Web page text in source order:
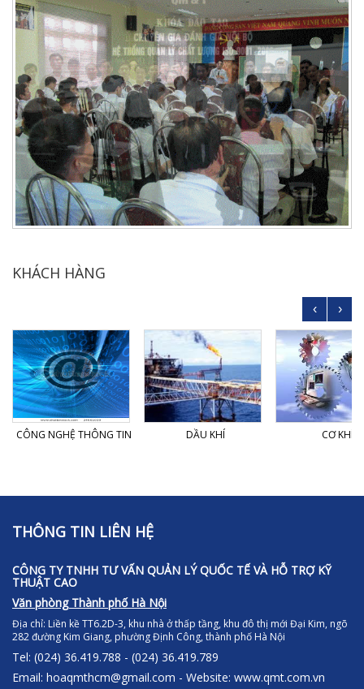
KHÁCH HÀNG
›
‹
CÔNG NGHỆ THÔNG TIN DẦU KHÍ CƠ KHÍ
THÔNG TIN LIÊN HỆ
CÔNG TY TNHH TƯ VẤN QUẢN LÝ QUỐC TẾ VÀ HỖ TRỢ KỸ
THUẬT CAO
Văn phòng Thành phố Hà Nội
Địa chỉ: Liền kề TT6.2D-3, khu nhà ở thấp tầng, khu đô thị mới Đại Kim, ngõ
282 đường Kim Giang, phường Định Công, thành phố Hà Nội
Tel: (024) 36.419.788 - (024) 36.419.789
Email: hoaqmthcm@gmail.com - Website: www.qmt.com.vn